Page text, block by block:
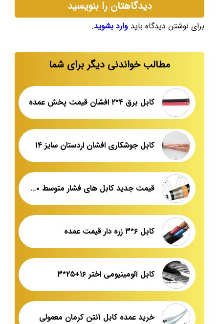
دیدگاهتان را بنویسید
برای نوشتن دیدگاه باید وارد بشوید.
مطالب خواندنی دیگر برای شما
کابل برق ۴*۲ افشان قیمت پخش عمده
کابل جوشکاری افشان اردستان سایز ۱۴
قیمت جدید کابل های فشار متوسط ۲۰ کیلو ولت
کابل ۶*۳ زره دار قیمت عمده
کابل آلومینیومی اختر ۱۶+۲۵*۳
خرید عمده کابل آنتن کرمان معمولی